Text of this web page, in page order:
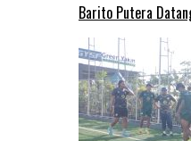
Barito Putera